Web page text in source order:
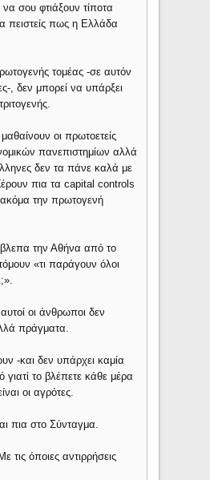
σου φτιάξουν τίποτα
πειστείς πως η Ελλάδα
τομέας -σε αυτόν
, δεν μπορεί να υπάρξει
οι πρωτοετείς
πανεπιστημίων αλλά
δεν τα πάνε καλά με
πια τα capital controls
την πρωτογενή
την Αθήνα από το
«τι παράγουν όλοι
οι άνθρωποι δεν
πράγματα.
-και δεν υπάρχει καμία
γιατί το βλέπετε κάθε μέρα
οι αγρότες.
πια στο Σύνταγμα.
τις όποιες αντιρρήσεις